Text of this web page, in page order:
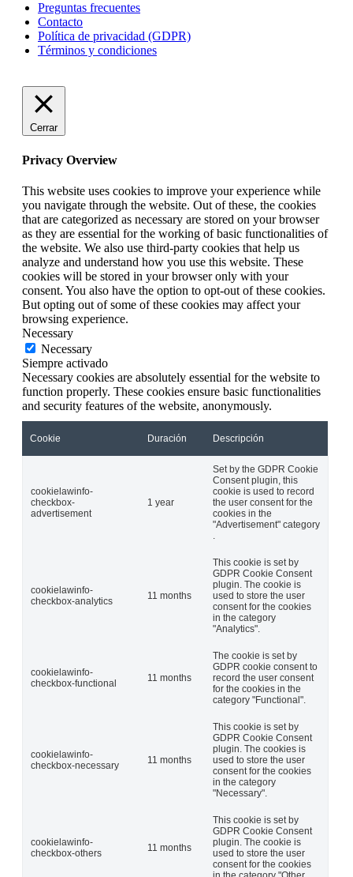
Preguntas frecuentes
Contacto
Política de privacidad (GDPR)
Términos y condiciones
Cerrar
Privacy Overview
This website uses cookies to improve your experience while
you navigate through the website. Out of these, the cookies
that are categorized as necessary are stored on your browser
as they are essential for the working of basic functionalities of
the website. We also use third-party cookies that help us
analyze and understand how you use this website. These
cookies will be stored in your browser only with your
consent. You also have the option to opt-out of these cookies.
But opting out of some of these cookies may affect your
browsing experience.
Necessary
Necessary
Siempre activado
Necessary cookies are absolutely essential for the website to
function properly. These cookies ensure basic functionalities
and security features of the website, anonymously.
Cookie Duración Descripción
cookielawinfo-
checkbox-
advertisement
1 year
Set by the GDPR Cookie
Consent plugin, this
cookie is used to record
the user consent for the
cookies in the
"Advertisement" category
.
cookielawinfo-
checkbox-analytics
11 months
This cookie is set by
GDPR Cookie Consent
plugin. The cookie is
used to store the user
consent for the cookies
in the category
"Analytics".
cookielawinfo-
checkbox-functional
11 months
The cookie is set by
GDPR cookie consent to
record the user consent
for the cookies in the
category "Functional".
cookielawinfo-
checkbox-necessary
11 months
This cookie is set by
GDPR Cookie Consent
plugin. The cookies is
used to store the user
consent for the cookies
in the category
"Necessary".
cookielawinfo-
checkbox-others
11 months
This cookie is set by
GDPR Cookie Consent
plugin. The cookie is
used to store the user
consent for the cookies